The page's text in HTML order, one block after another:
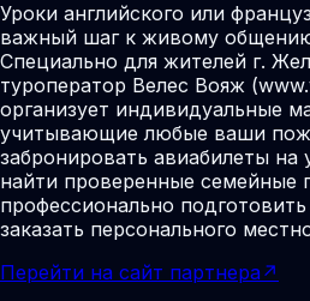
Уроки английского или
важный шаг к живому
Специально для жителей г.
туроператор Велес Вояж
организует индивидуальные
учитывающие любые ваши
забронировать авиабилеты на
найти проверенные семейные
профессионально
заказать персонального
Перейти на сайт партнера ↗